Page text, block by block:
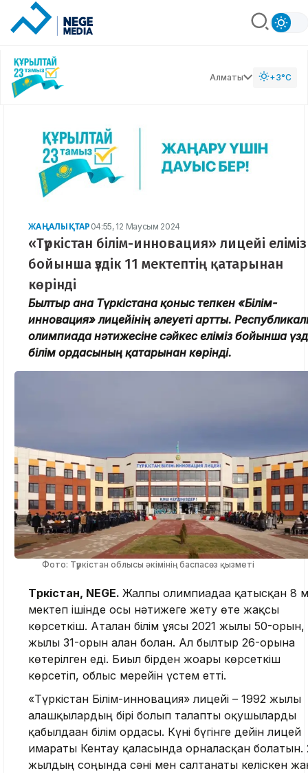
Алматы +3°C
ЖАҢАЛЫҚТАР 04:55, 12 Маусым 2024
«Түркістан білім-инновация» лицейі еліміз
бойынша үздік 11 мектептің қатарынан
көрінді
Былтыр ғана Түркістанға қоныс тепкен «Білім-
инновация» лицейінің әлеуеті артты.
олимпиада нәтижесіне сәйкес еліміз бойынша
білім ордасының қатарынан көрінді.
Фото: Түркістан облысы әкімінің баспасөз қызметі
Түркістан, NEGE. Жалпы олимпиадаға қатысқан 8
мектеп ішінде осы нәтижеге жету өте жақсы
көрсеткіш. Аталған білім ұясы 2021 жылы 50-орын,
жылы 31-орын алған болған. Ал былтыр 26-орынға
көтерілген еді. Биыл бірден жоғары көрсеткіш
көрсетіп, облыс мерейін үстем етті.
«Түркістан Білім-инновация» лицейі – 1992 жылы
алғашқылардың бірі болып талапты оқушыларды
қабылдаған білім ордасы. Күні бүгінге дейін лицей
ғимараты Кентау қаласында орналасқан болатын.
жылдың соңында сәні мен салтанаты келіскен